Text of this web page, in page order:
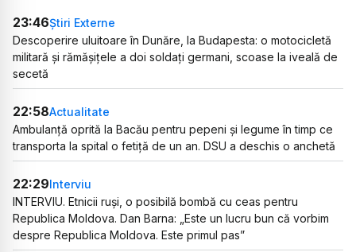
23:46Știri Externe
Descoperire uluitoare în Dunăre, la Budapesta: o motocicletă
militară și rămășițele a doi soldați germani, scoase la iveală de
secetă
22:58Actualitate
Ambulanță oprită la Bacău pentru pepeni și legume în timp ce
transporta la spital o fetiță de un an. DSU a deschis o anchetă
22:29Interviu
INTERVIU. Etnicii ruși, o posibilă bombă cu ceas pentru
Republica Moldova. Dan Barna: „Este un lucru bun că vorbim
despre Republica Moldova. Este primul pas”